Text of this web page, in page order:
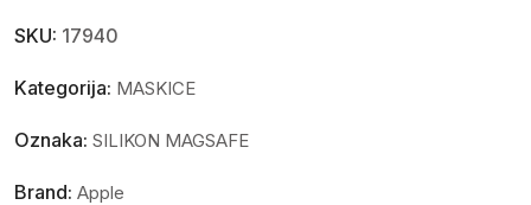
SKU: 17940
Kategorija: MASKICE
Oznaka: SILIKON MAGSAFE
Brand: Apple